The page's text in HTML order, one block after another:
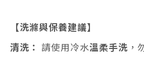
【洗滌與保養建議】
清洗： 請使用冷水溫柔手洗 ，